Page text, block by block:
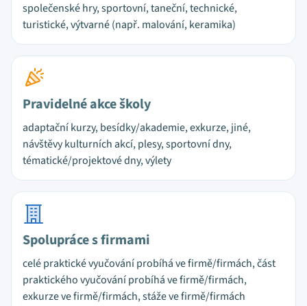
společenské hry, sportovní, taneční, technické,
turistické, výtvarné (např. malování, keramika)
Pravidelné akce školy
adaptační kurzy, besídky/akademie, exkurze, jiné,
návštěvy kulturních akcí, plesy, sportovní dny,
tématické/projektové dny, výlety
Spolupráce s firmami
celé praktické vyučování probíhá ve firmě/firmách, část
praktického vyučování probíhá ve firmě/firmách,
exkurze ve firmě/firmách, stáže ve firmě/firmách